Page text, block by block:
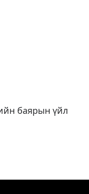
баярын үйл